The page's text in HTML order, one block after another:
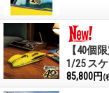
【40個
1/25 ス
85,800円 (